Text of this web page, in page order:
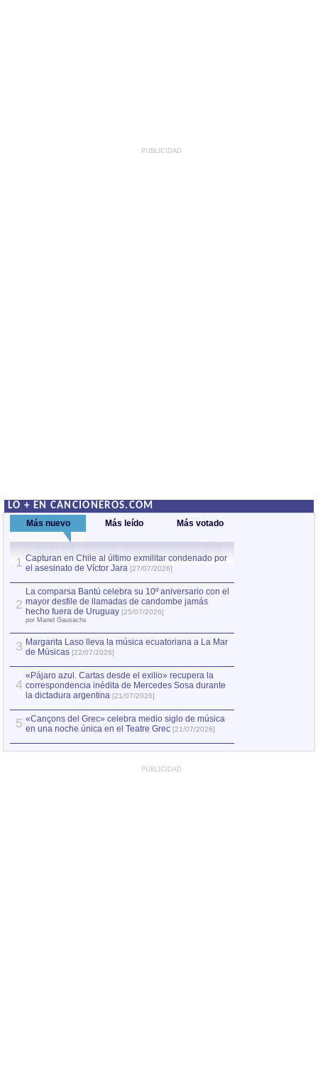
PUBLICIDAD
LO + EN CANCIONEROS.COM
Más nuevo Más leído Más votado
1 Capturan en Chile al último exmilitar condenado por
el asesinato de Víctor Jara [27/07/2026]
2
La comparsa Bantú celebra su 10º aniversario con el
mayor desfile de llamadas de candombe jamás
hecho fuera de Uruguay [25/07/2026]
por Manel Gausachs
3 Margarita Laso lleva la música ecuatoriana a La Mar
de Músicas [22/07/2026]
4
«Pájaro azul. Cartas desde el exilio» recupera la
correspondencia inédita de Mercedes Sosa durante
la dictadura argentina [21/07/2026]
5 «Cançons del Grec» celebra medio siglo de música
en una noche única en el Teatre Grec [21/07/2026]
PUBLICIDAD